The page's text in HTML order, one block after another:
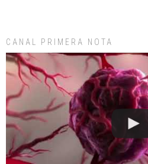
CANAL PRIMERA NOTA